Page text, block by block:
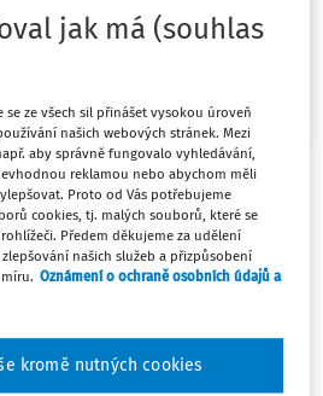
Lucie Kyselovásankce;
správní soudnictví
předplatné? Přihlaste se
je jen pro
jak má (souhlas
se ze všech sil přinášet vysokou úroveň
našich webových stránek. Mezi
aby správně fungovalo vyhledávání,
reklamou nebo abychom měli
Proto od Vás potřebujeme
cookies, tj. malých souborů, které se
Předem děkujeme za udělení
našich služeb a přizpůsobení
Oznámení o ochraně osobních údajů a
kromě nutných cookies